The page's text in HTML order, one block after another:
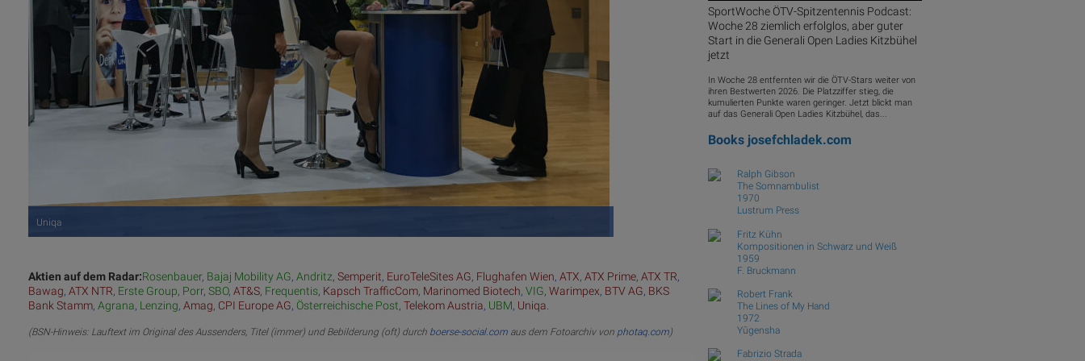
Uniqa
Aktien auf dem Radar:Rosenbauer, Bajaj Mobility AG, Andritz, Semperit, EuroTeleSites AG, Flughafen Wien, ATX, ATX Prime, ATX TR,
Bawag, ATX NTR, Erste Group, Porr, SBO, AT&S, Frequentis, Kapsch TrafficCom, Marinomed Biotech, VIG, Warimpex, BTV AG, BKS
Bank Stamm, Agrana, Lenzing, Amag, CPI Europe AG, Österreichische Post, Telekom Austria, UBM, Uniqa
(BSN-Hinweis: Lauftext im Original des Aussenders, Titel (immer) und Bebilderung (oft) durch boerse-social.com aus dem Fotoarchiv von photaq.com)
Varta AG, power one; Bild: varta-ag.com © Aussendung
SportWoche ÖTV-Spitzentennis Podcast:
Woche 28 ziemlich erfolglos, aber guter
Start in die Generali Open Ladies Kitzbühel
jetzt
In Woche 28 entfernten wir die ÖTV-Stars weiter von
ihren Bestwerten 2026. Die Platzziffer stieg, die
kumulierten Punkte waren geringer. Jetzt blickt man
auf das Generali Open Ladies Kitzbühel, das...
Books josefchladek.com
Ralph Gibson
The Somnambulist
1970
Lustrum Press
Fritz Kühn
Kompositionen in Schwarz und Weiß
1959
F. Bruckmann
Robert Frank
The Lines of My Hand
1972
Yūgensha
Fabrizio Strada